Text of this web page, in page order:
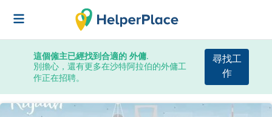
這個僱主已經找到合適的 外傭.
別擔心，還有更多在沙特阿拉伯的外傭工
作正在招聘。
尋找工
作